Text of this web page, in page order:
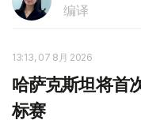
编译
13:13, 07 8月 2026
哈萨克斯坦将首
标赛